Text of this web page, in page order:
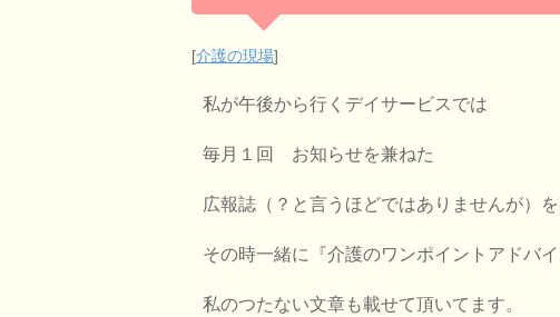
[介護の現場]
私が午後から行くデイサービスでは
毎月１回 お知らせを兼ねた
広報誌（？と言うほどではありませんが）
その時一緒に『介護のワンポイントアドバ
私のつたない文章も載せて頂いてます。